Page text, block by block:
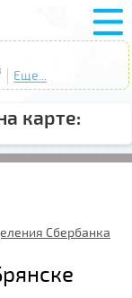
Еще...
карте:
EUR
Сбербанка